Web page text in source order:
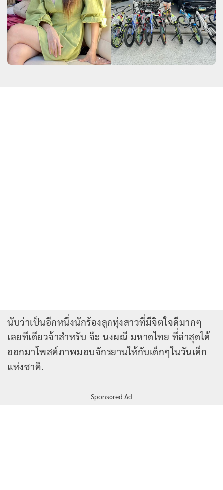
นับว่าเป็นอีกหนึ่งนักร้องลูกทุ่งสาวที่มีจิตใจดีมากๆ
เลยทีเดียวจ้าสำหรับ จ๊ะ นงผณี มหาดไทย ที่ล่าสุดได้
ออกมาโพสต์ภาพมอบจักรยานให้กับเด็กๆในวันเด็ก
แห่งชาติ.
Sponsored Ad